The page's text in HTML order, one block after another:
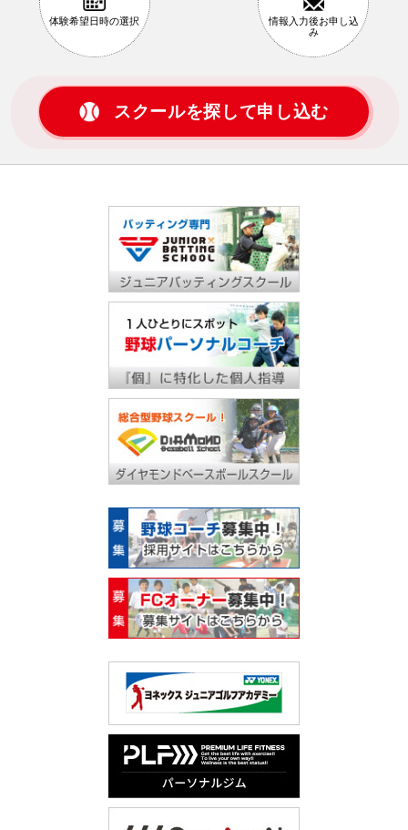
体験希望日時の選択 情報入力後お申し込
み
スクールを探して申し込む